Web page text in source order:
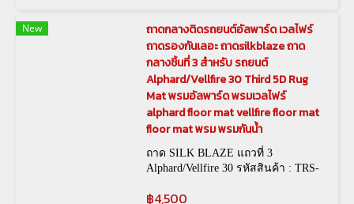
New
ถาดกลางติดรถยนต์อัลพาร์ด เวลไฟร์
ถาดรองกันเลอะ ถาดsilkblaze ถาด
กลางชิ้นที่ 3 สำหรับ รถยนต์
Alphard/Vellfire 30 Third 5D Rug
Mat พรมอัลพาร์ด พรมเวลไฟร์
alphard floor mat vellfire floor mat
floor mat พรม พรมกันน้ำ
ถาด SILK BLAZE แถวที่ 3
Alphard/Vellfire 30 รหัสสินค้า : TRS-
฿4,500